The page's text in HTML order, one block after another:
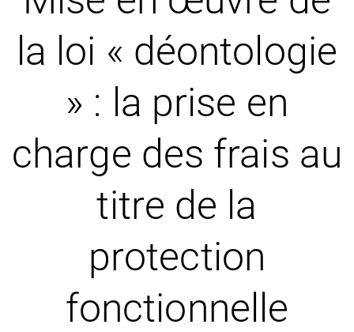
la loi « déontologie
» : la prise en
charge des frais au
titre de la
protection
fonctionnelle